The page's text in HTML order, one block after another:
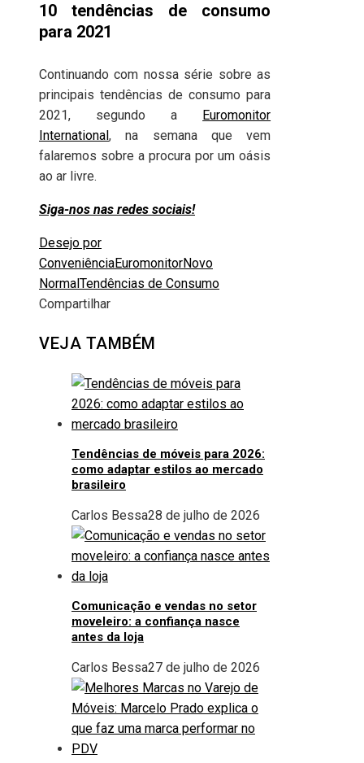
10 tendências de consumo
para 2021
Continuando com nossa série sobre as
principais tendências de consumo para
2021, segundo a Euromonitor
International, na semana que vem
falaremos sobre a procura por um oásis
ao ar livre.
Siga-nos nas redes sociais!
Desejo por
ConveniênciaEuromonitorNovo
NormalTendências de Consumo
Compartilhar
VEJA TAMBÉM
Tendências de móveis para 2026:
como adaptar estilos ao mercado
brasileiro
Carlos Bessa28 de julho de 2026
Comunicação e vendas no setor
moveleiro: a confiança nasce
antes da loja
Carlos Bessa27 de julho de 2026